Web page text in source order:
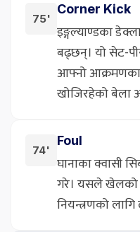
75'
Corner Kick
इङ्गल्याण्डका
बढ्छन्। यो सेट-
आफ्नो
खोजिरहेको बेला
74'
Foul
घानाका क्वासी
गरे। यसले खेलको
नियन्त्रणको